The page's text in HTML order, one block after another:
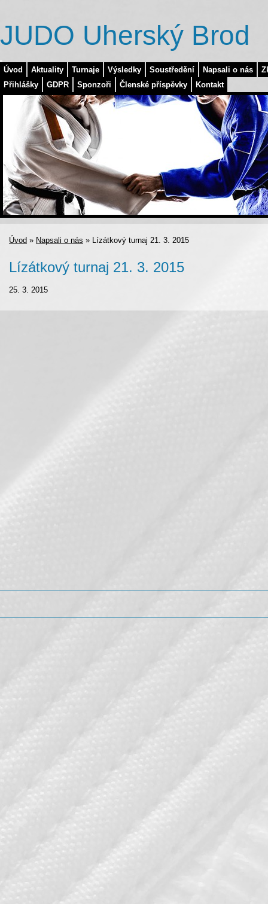
Úvod Aktuality Turnaje Výsledky Soustředění Napsali o nás
Přihlášky
GDPR Sponzoři Členské příspěvky Kontakt
JUDO Uherský Brod
Úvod » Napsali o nás » Lízátkový turnaj 21. 3. 2015
Lízátkový turnaj 21. 3. 2015
25. 3. 2015